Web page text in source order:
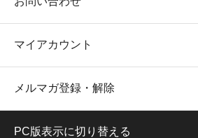
マイアカウント
メルマガ登録・解除
PC版表示に切り替える